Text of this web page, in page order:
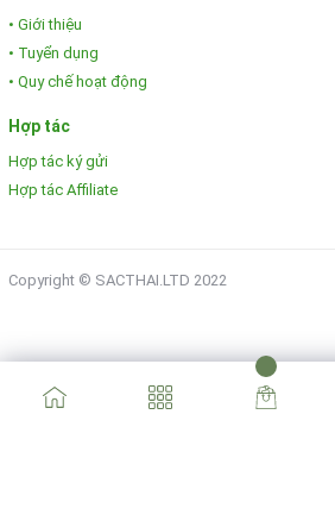
• Giới thiệu
• Tuyển dụng
• Quy chế hoạt động
Hợp tác
Hợp tác ký gửi
Hợp tác Affiliate
Copyright © SACTHAI.LTD 2022